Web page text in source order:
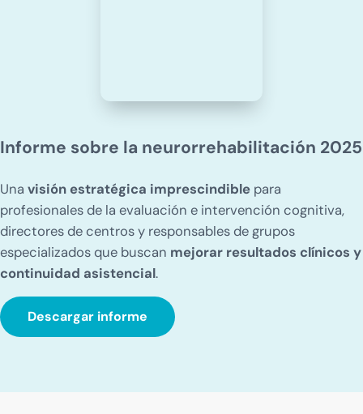
Informe sobre la neurorrehabilitación 2025
Unavisión estratégica imprescindible para
profesionales de la evaluación e intervención cognitiva,
directores de centros y responsables de grupos
especializados que buscan mejorar resultados clínicos y
continuidad asistencial.
Descargar informe